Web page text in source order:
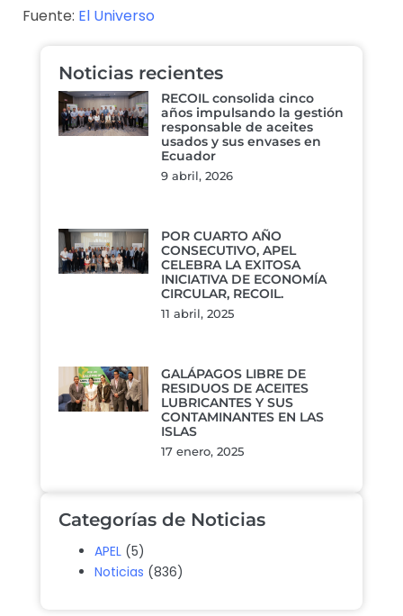
Fuente: El Universo
Noticias recientes
RECOIL consolida cinco
años impulsando la gestión
responsable de aceites
usados y sus envases en
Ecuador
9 abril, 2026
POR CUARTO AÑO
CONSECUTIVO, APEL
CELEBRA LA EXITOSA
INICIATIVA DE ECONOMÍA
CIRCULAR, RECOIL.
11 abril, 2025
GALÁPAGOS LIBRE DE
RESIDUOS DE ACEITES
LUBRICANTES Y SUS
CONTAMINANTES EN LAS
ISLAS
17 enero, 2025
Categorías de Noticias
APEL (5)
Noticias (836)